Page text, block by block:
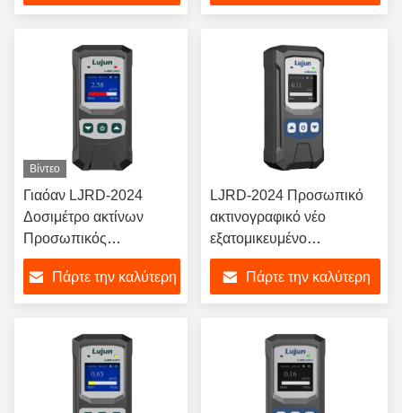
Μέτρησης Ακτινοβολίας
Βίντεο
Γιαόαν LJRD-2024
Δοσιμέτρο ακτίνων
Προσωπικός
συναγερμός δόσης και
ανιχνευτής ακτινοβολίας
Φορητοί ανιχνευτές
Πάρτε την καλύτερη
LJRD-2024 Προσωπικό
ακτινογραφικό νέο
εξατομικευμένο
χειροκίνητο ανιχνευτή
πυρηνικής ακτινοβολίας
Geiger Muller Counter
Πάρτε την καλύτερη